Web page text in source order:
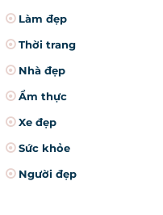
Làm đẹp
Thời trang
Nhà đẹp
Ẩm thực
Xe đẹp
Sức khỏe
Người đẹp